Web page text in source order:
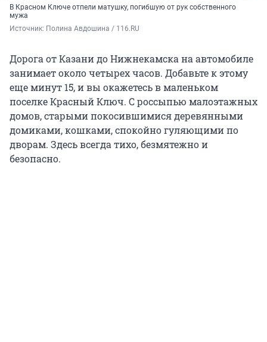
В Красном Ключе отпели матушку, погибшую от рук собственного
мужа
Источник: Полина Авдошина / 116.RU
Дорога от Казани до Нижнекамска на автомобиле
занимает около четырех часов. Добавьте к этому
еще минут 15, и вы окажетесь в маленьком
поселке Красный Ключ. С россыпью малоэтажных
домов, старыми покосившимися деревянными
домиками, кошками, спокойно гуляющими по
дворам. Здесь всегда тихо, безмятежно и
безопасно.